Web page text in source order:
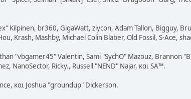
Kilpinen, br360, GigaWatt, ziycon, Adam Tallon, Bigguy,
Krash, Mashby, Michael Colin Blaber, Old Fossil, S-Ace,
"vbgamer45" Valentin, Sami "SychO" Mazouz, Brannon
NanoSector, Ricky., Russell "NEND" Najar, και SA™.
και Joshua "groundup" Dickerson.